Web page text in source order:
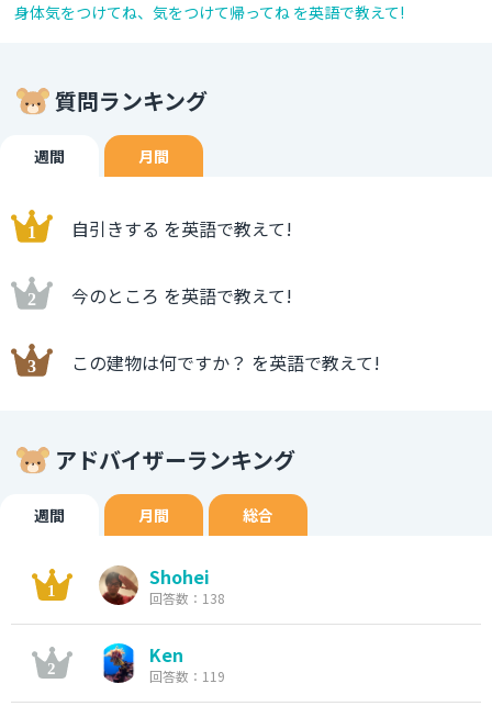
身体気をつけてね、気をつけて帰ってね を英語で教えて!
質問ランキング
週間 月間
自引きする を英語で教えて!
今のところ を英語で教えて!
この建物は何ですか？ を英語で教えて!
アドバイザーランキング
週間 月間 総合
Shohei
回答数：138
Ken
回答数：119